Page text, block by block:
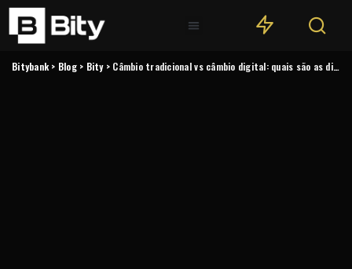
Bitybank > Blog> Bity> Câmbio tradicional vs câmbio digital: quais são as diferenças